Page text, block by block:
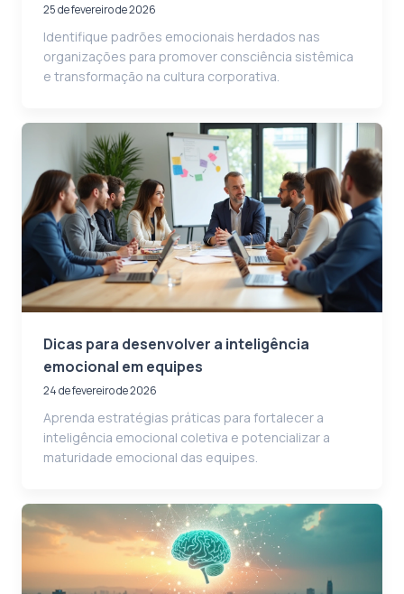
25 de fevereiro de 2026
Identifique padrões emocionais herdados nas
organizações para promover consciência sistêmica
e transformação na cultura corporativa.
Dicas para desenvolver a inteligência
emocional em equipes
24 de fevereiro de 2026
Aprenda estratégias práticas para fortalecer a
inteligência emocional coletiva e potencializar a
maturidade emocional das equipes.